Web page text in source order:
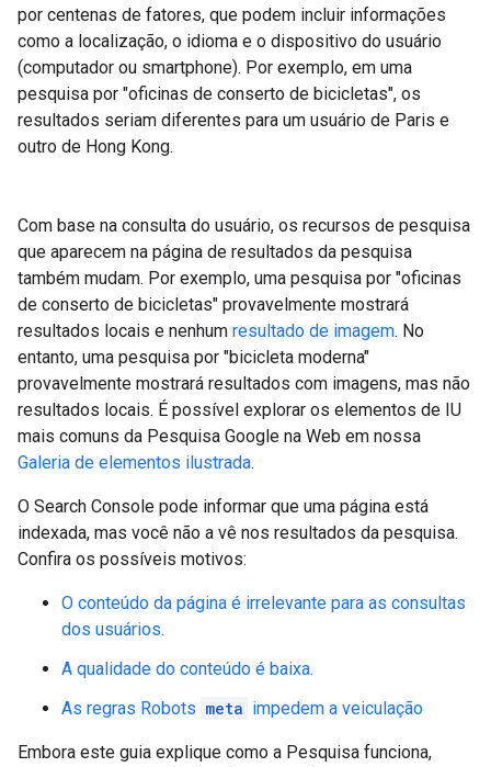
por centenas de fatores, que podem incluir informações
como a localização, o idioma e o dispositivo do usuário
(computador ou smartphone). Por exemplo, em uma
pesquisa por "oficinas de conserto de bicicletas", os
resultados seriam diferentes para um usuário de Paris e
outro de Hong Kong.
Com base na consulta do usuário, os recursos de pesquisa
que aparecem na página de resultados da pesquisa
também mudam. Por exemplo, uma pesquisa por "oficinas
de conserto de bicicletas" provavelmente mostrará
resultados locais e nenhum resultado de imagem. No
entanto, uma pesquisa por "bicicleta moderna"
provavelmente mostrará resultados com imagens, mas não
resultados locais. É possível explorar os elementos de IU
mais comuns da Pesquisa Google na Web em nossa
Galeria de elementos ilustrada.
O Search Console pode informar que uma página está
indexada, mas você não a vê nos resultados da pesquisa.
Confira os possíveis motivos:
O conteúdo da página é irrelevante para as consultas
dos usuários.
A qualidade do conteúdo é baixa.
As regras Robots meta impedem a veiculação
Embora este guia explique como a Pesquisa funciona,